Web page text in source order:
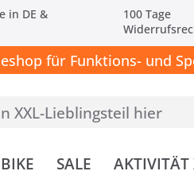
in DE &
100 Tage
für Funktions- und
BIKE SALE AKTIVITÄT